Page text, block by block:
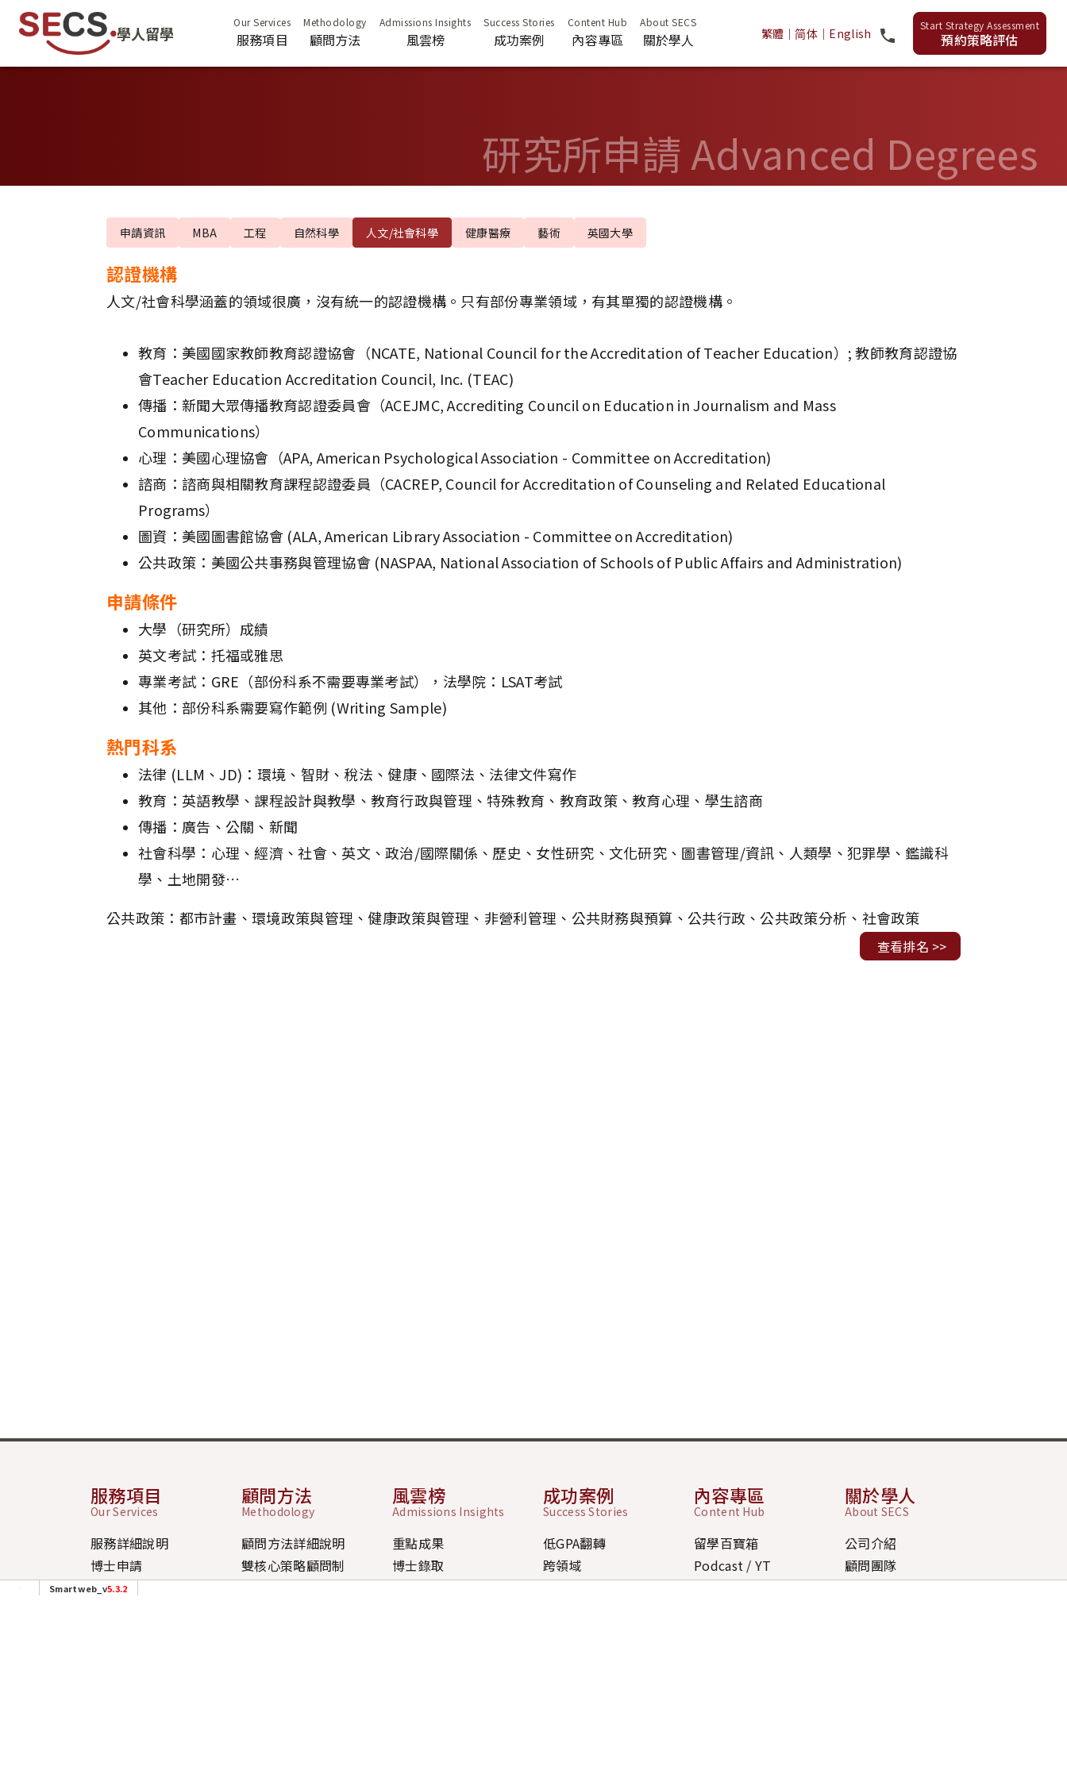
學人留學 服務項目 顧問方法 風雲榜 成功案例 內容專區 關於學人 繁體 ｜简体 ｜ English 預約策略評估
研究所申請 Advanced Degrees
申請資訊 MBA 工程 自然科學 人文/社會科學 健康醫療 藝術 英國大學
認證機構
人文/社會科學涵蓋的領域很廣，沒有統一的認證機構。只有部份專業領域，有其單獨的認證機構。
教育：美國國家教師教育認證協會（NCATE, National Council for the Accreditation of Teacher Education）; 教師教育認證協
會Teacher Education Accreditation Council, Inc. (TEAC)
傳播：新聞大眾傳播教育認證委員會（ACEJMC, Accrediting Council on Education in Journalism and Mass
Communications）
心理：美國心理協會（APA, American Psychological Association - Committee on Accreditation)
諮商：諮商與相關教育課程認證委員（CACREP, Council for Accreditation of Counseling and Related Educational
Programs）
圖資：美國圖書館協會 (ALA, American Library Association - Committee on Accreditation)
公共政策：美國公共事務與管理協會 (NASPAA, National Association of Schools of Public Affairs and Administration)
申請條件
大學（研究所）成績
英文考試：托福或雅思
專業考試：GRE（部份科系不需要專業考試），法學院：LSAT考試
其他：部份科系需要寫作範例 (Writing Sample)
熱門科系
法律 (LLM、JD)：環境、智財、稅法、健康、國際法、法律文件寫作
教育：英語教學、課程設計與教學、教育行政與管理、特殊教育、教育政策、教育心理、學生諮商
傳播：廣告、公關、新聞
社會科學：心理、經濟、社會、英文、政治/國際關係、歷史、女性研究、文化研究、圖書管理/資訊、人類學、犯罪學、鑑識科
學、土地開發…
公共政策：都市計畫、環境政策與管理、健康政策與管理、非營利管理、公共財務與預算、公共行政、公共政策分析、社會政策
查看排名 >>
服務項目
Our Services
服務詳細說明
博士申請
碩士申請
顧問方法
Methodology
顧問方法詳細說明
雙核心策略顧問制
風雲榜
Admissions Insights
重點成果
博士錄取
成功案例
Success Stories
低GPA翻轉
跨領域
內容專區
Content Hub
留學百寶箱
Podcast / YT
關於學人
About SECS
公司介紹
顧問團隊
Smartweb_v5.3.2